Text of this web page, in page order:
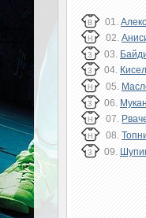
В 01.
Н 02.
З 03.
З 04.
Н 05.
З 06.
Н 07.
Н 08.
З 09.